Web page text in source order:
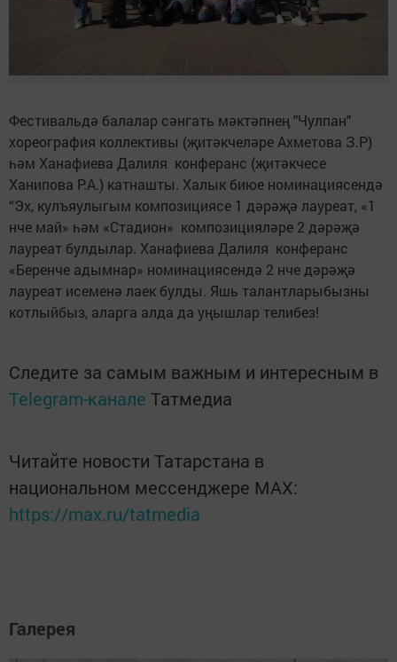
Фестивальдә балалар сәнгать мәктәпнең "Чулпан"
хореография коллективы (җитәкчеләре Ахметова З.Р)
һәм Ханафиева Далиля конферанс (җитәкчесе
Ханипова Р.А.) катнашты. Халык биюе номинациясендә
“Эх, кулъяулыгым композициясе 1 дәрәҗә лауреат, «1
нче май» һәм «Стадион» композицияләре 2 дәрәҗә
лауреат булдылар. Ханафиева Далиля конферанс
«Беренче адымнар» номинациясендә 2 нче дәрәҗә
лауреат исеменә лаек булды. Яшь талантларыбызны
котлыйбыз, аларга алда да уңышлар телибез!
Следите за самым важным и интересным в
Telegram-канале Татмедиа
Читайте новости Татарстана в
национальном мессенджере MАХ:
https://max.ru/tatmedia
Галерея